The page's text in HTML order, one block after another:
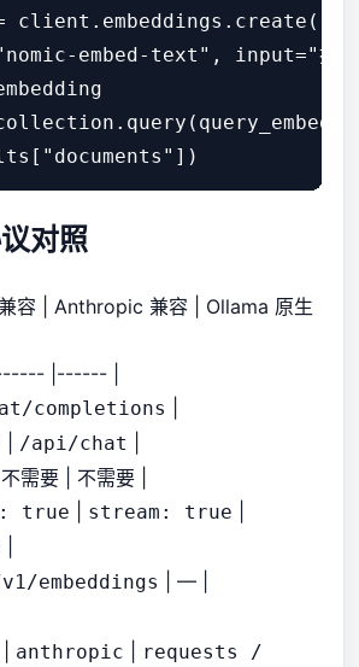
= client.embeddings.create(
embed-text", input="搜索
对照
容 | Anthropic 兼容 | Ollama 原生
|------ |
completions
/api/chat
需要 | 不需要 |
true stream: true
embeddings | — |
anthropic
requests /